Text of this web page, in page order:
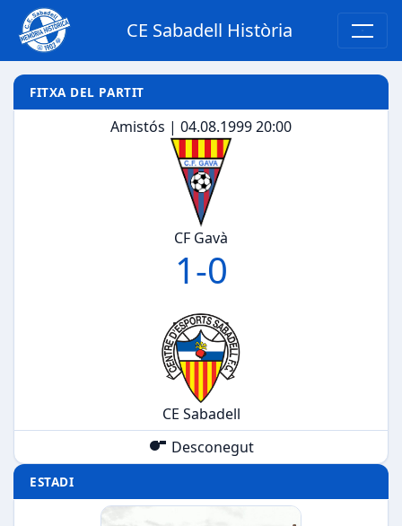
CE Sabadell Història
FITXA DEL PARTIT
Amistós | 04.08.1999 20:00
CF Gavà
1-0
CE Sabadell
Desconegut
ESTADI